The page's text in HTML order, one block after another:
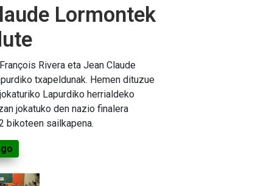
Lormontek
Rivera eta Jean Claude
txapeldunak. Hemen dituzue
Lapurdiko herrialdeko
jokatuko den nazio finalera
bikoteen sailkapena.